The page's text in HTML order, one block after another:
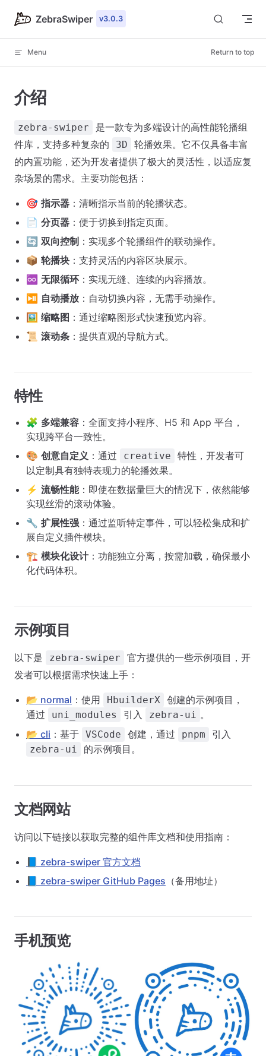
Skip to content
ZebraSwiper v3.0.3
Menu Return to top
介绍
zebra-swiper
是一款专为多端设计的高性能轮播组
件库，支持多种复杂的
3D
轮播效果。它不仅具备丰富
的内置功能，还为开发者提供了极大的灵活性，以适应复
杂场景的需求。主要功能包括：
🎯 指示器 ：清晰指示当前的轮播状态。
📄 分页器 ：便于切换到指定页面。
🔄 双向控制 ：实现多个轮播组件的联动操作。
📦 轮播块 ：支持灵活的内容区块展示。
♾️ 无限循环：实现无缝、连续的内容播放。
⏯️ 自动播放 ：自动切换内容，无需手动操作。
🖼️ 缩略图 ：通过缩略图形式快速预览内容。
📜 滚动条 ：提供直观的导航方式。
特性
🧩 多端兼容 ：全面支持小程序、H5 和 App 平台，
实现跨平台一致性。
🎨 创意自定义 ：通过 creative
特性，开发者可
以定制具有独特表现力的轮播效果。
⚡ 流畅性能：即使在数据量巨大的情况下，依然能够
实现丝滑的滚动体验。
🔧 扩展性强 ：通过监听特定事件，可以轻松集成和扩
展自定义插件模块。
🏗️ 模块化设计：功能独立分离，按需加载，确保最小
化代码体积。
示例项目
以下是 zebra-swiper
官方提供的一些示例项目，开
发者可以根据需求快速上手：
📂 normal ：使用 HbuilderX 创建的示例项目，
通过
uni_modules 引入 zebra-ui 。
📂 cli ：基于 VSCode 创建，通过 pnpm 引入
zebra-ui 的示例项目。
文档网站
访问以下链接以获取完整的组件库文档和使用指南：
📘 zebra-swiper 官方文档
📘 zebra-swiper GitHub Pages （备用地址）
手机预览